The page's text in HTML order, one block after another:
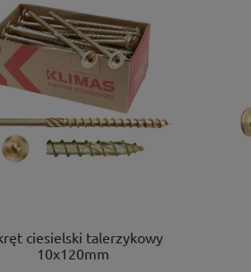
ciesielski talerzykowy
10x120mm